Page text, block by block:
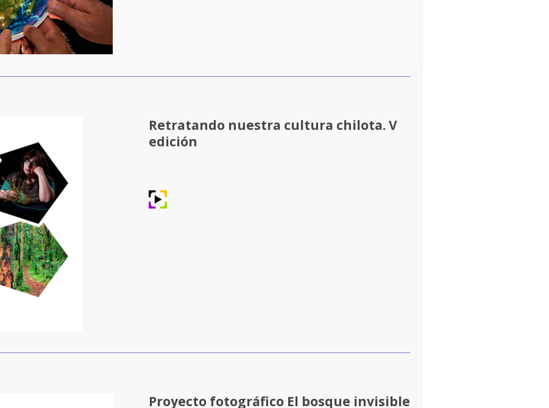
Retratando nuestra cultura chilota. V
edición
Proyecto fotográfico El bosque invisible